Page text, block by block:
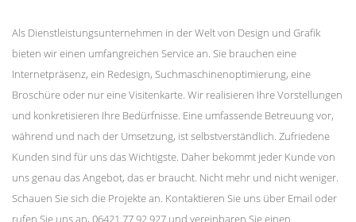
Als Dienstleistungsunternehmen in der Welt von Design und Grafik
bieten wir einen umfangreichen Service an. Sie brauchen eine
Internetpräsenz, ein Redesign, Suchmaschinenoptimierung, eine
Broschüre oder nur eine Visitenkarte. Wir realisieren Ihre Vorstellungen
und konkretisieren Ihre Bedürfnisse. Eine umfassende Betreuung vor,
während und nach der Umsetzung, ist selbstverständlich. Zufriedene
Kunden sind für uns das Wichtigste. Daher bekommt jeder Kunde von
uns genau das Angebot, das er braucht. Nicht mehr und nicht weniger.
Schauen Sie sich die Projekte an. Kontaktieren Sie uns über Email oder
rufen Sie uns an, 06421 77 92 927 und vereinbaren Sie einen